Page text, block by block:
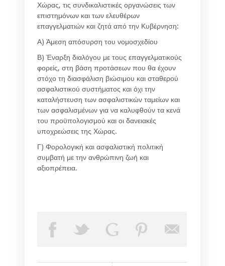
Χώρας, τις συνδικαλιστικές οργανώσεις των
επιστημόνων και των ελευθέρων
επαγγελματιών και ζητά από την Κυβέρνηση:
Α) Άμεση απόσυρση του νομοσχεδίου
Β) Έναρξη διαλόγου με τους επαγγελματικούς
φορείς, στη βάση προτάσεων που θα έχουν
στόχο τη διασφάλιση βιώσιμου και σταθερού
ασφαλιστικού συστήματος και όχι την
καταλήστευση των ασφαλιστικών ταμείων και
των ασφαλισμένων για να καλυφθούν τα κενά
του προϋπολογισμού και οι δανειακές
υποχρεώσεις της Χώρας.
Γ) Φορολογική και ασφαλιστική πολιτική
συμβατή με την ανθρώπινη ζωή και
αξιοπρέπεια.